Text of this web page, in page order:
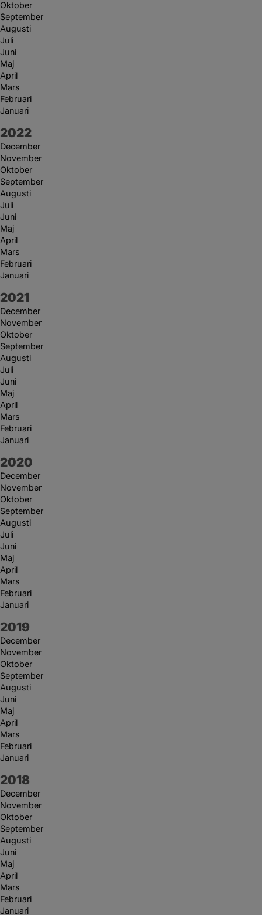
Oktober
September
Augusti
Juli
Juni
Maj
April
Mars
Februari
Januari
År:
2022
December
November
Oktober
September
Augusti
Juli
Juni
Maj
April
Mars
Februari
Januari
År:
2021
December
November
Oktober
September
Augusti
Juli
Juni
Maj
April
Mars
Februari
Januari
År:
2020
December
November
Oktober
September
Augusti
Juli
Juni
Maj
April
Mars
Februari
Januari
År:
2019
December
November
Oktober
September
Augusti
Juni
Maj
April
Mars
Februari
Januari
År:
2018
December
November
Oktober
September
Augusti
Juni
Maj
April
Mars
Februari
Januari